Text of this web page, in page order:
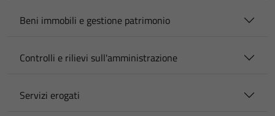
Beni immobili e gestione patrimonio
Controlli e rilievi sull'amministrazione
Servizi erogati